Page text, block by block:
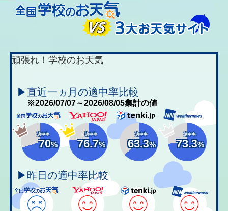
頑張れ！学校のお天気
▶直近一ヵ月の適中率比較
※2026/07/07～2026/08/05集計の値
適中率
70%
適中率
76.7%
適中率
63.3%
適中率
73.3%
▶昨日の適中率比較